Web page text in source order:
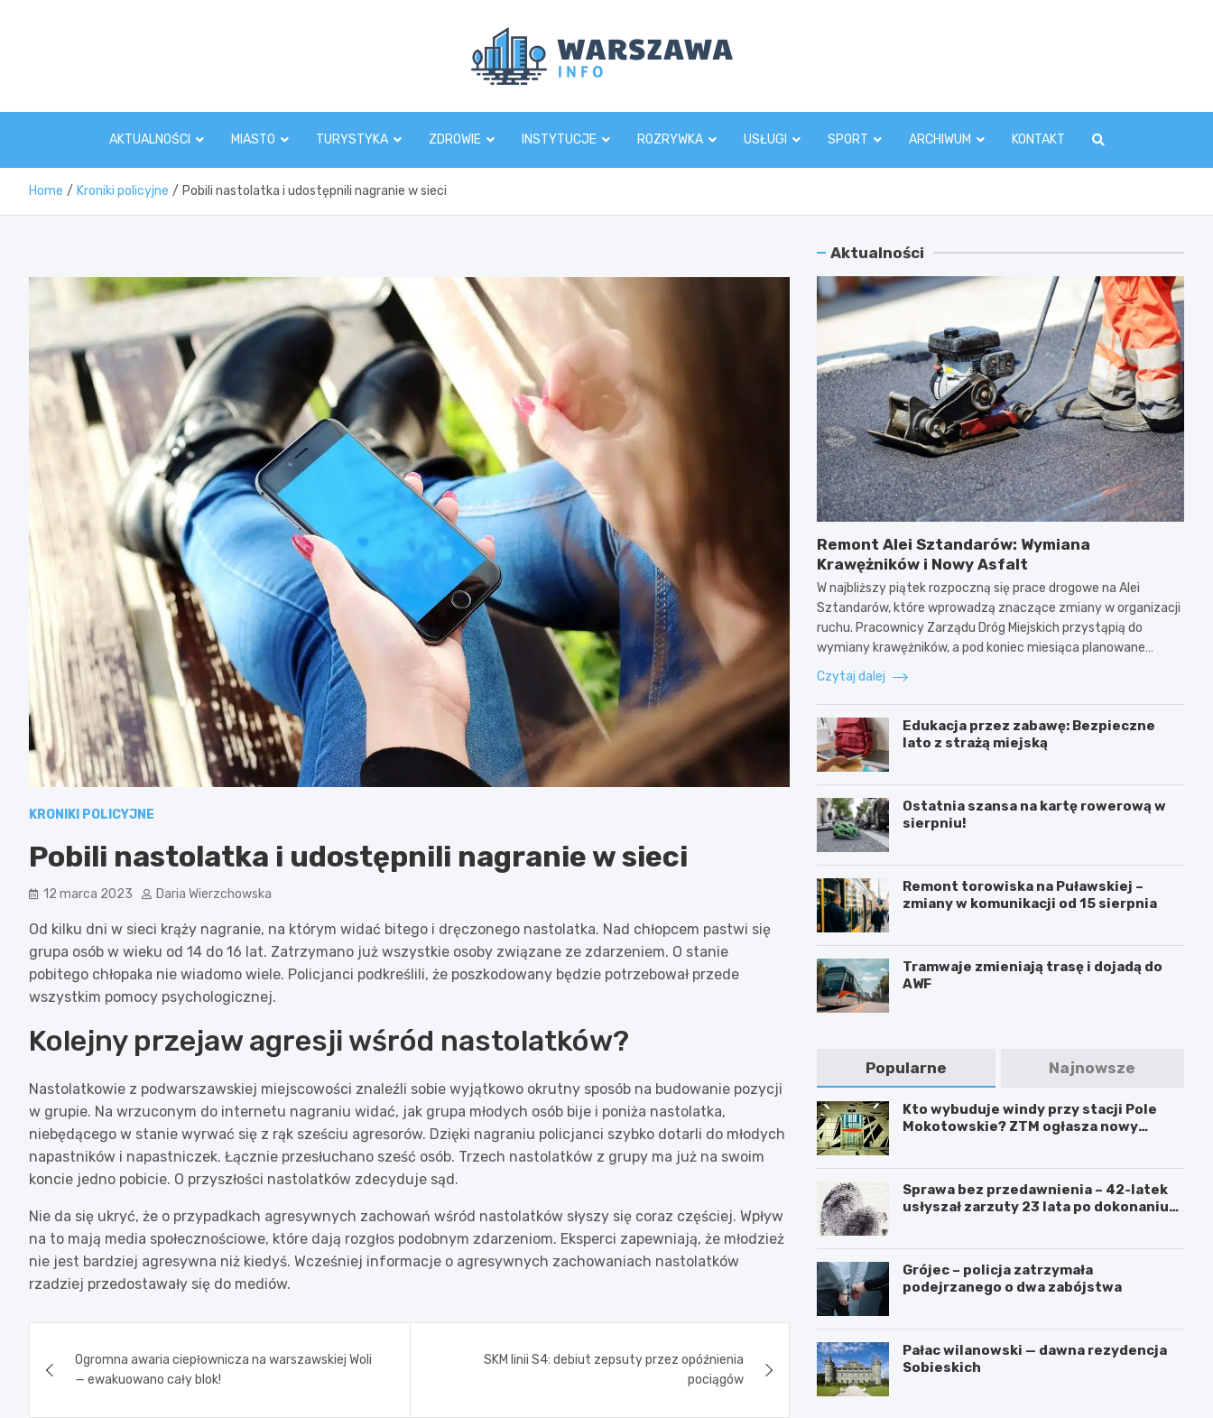
AKTUALNOŚCI MIASTO TURYSTYKA ZDROWIE INSTYTUCJE ROZRYWKA USŁUGI SPORT ARCHIWUM KONTAKT
Home Kroniki policyjne Pobili nastolatka i udostępnili nagranie w sieci
KRONIKI POLICYJNE
Pobili nastolatka i udostępnili nagranie w sieci
12 marca 2023 Daria Wierzchowska
Od kilku dni w sieci krąży nagranie, na którym widać bitego i dręczonego nastolatka. Nad chłopcem pastwi się
grupa osób w wieku od 14 do 16 lat. Zatrzymano już wszystkie osoby związane ze zdarzeniem. O stanie
pobitego chłopaka nie wiadomo wiele. Policjanci podkreślili, że poszkodowany będzie potrzebował przede
wszystkim pomocy psychologicznej.
Kolejny przejaw agresji wśród nastolatków?
Nastolatkowie z podwarszawskiej miejscowości znaleźli sobie wyjątkowo okrutny sposób na budowanie pozycji
w grupie. Na wrzuconym do internetu nagraniu widać, jak grupa młodych osób bije i poniża nastolatka,
niebędącego w stanie wyrwać się z rąk sześciu agresorów. Dzięki nagraniu policjanci szybko dotarli do młodych
napastników i napastniczek. Łącznie przesłuchano sześć osób. Trzech nastolatków z grupy ma już na swoim
koncie jedno pobicie. O przyszłości nastolatków zdecyduje sąd.
Nie da się ukryć, że o przypadkach agresywnych zachowań wśród nastolatków słyszy się coraz częściej. Wpływ
na to mają media społecznościowe, które dają rozgłos podobnym zdarzeniom. Eksperci zapewniają, że młodzież
nie jest bardziej agresywna niż kiedyś. Wcześniej informacje o agresywnych zachowaniach nastolatków
rzadziej przedostawały się do mediów.
wpisu
Ogromna awaria ciepłownicza na warszawskiej Woli
— ewakuowano cały blok!
SKM linii S4: debiut zepsuty przez opóźnienia
pociągów
Aktualności
Remont Alei Sztandarów: Wymiana
Krawężników i Nowy Asfalt
W najbliższy piątek rozpoczną się prace drogowe na Alei
Sztandarów, które wprowadzą znaczące zmiany w organizacji
ruchu. Pracownicy Zarządu Dróg Miejskich przystąpią do
wymiany krawężników, a pod koniec miesiąca planowane…
Czytaj dalej
Edukacja przez zabawę: Bezpieczne
lato z strażą miejską
Ostatnia szansa na kartę rowerową w
sierpniu!
Remont torowiska na Puławskiej –
zmiany w komunikacji od 15 sierpnia
Tramwaje zmieniają trasę i dojadą do
AWF
Popularne Najnowsze
Kto wybuduje windy przy stacji Pole
Mokotowskie? ZTM ogłasza nowy
Sprawa bez przedawnienia – 42-latek
usłyszał zarzuty 23 lata po dokonaniu
Grójec – policja zatrzymała
podejrzanego o dwa zabójstwa
Pałac wilanowski — dawna rezydencja
Sobieskich